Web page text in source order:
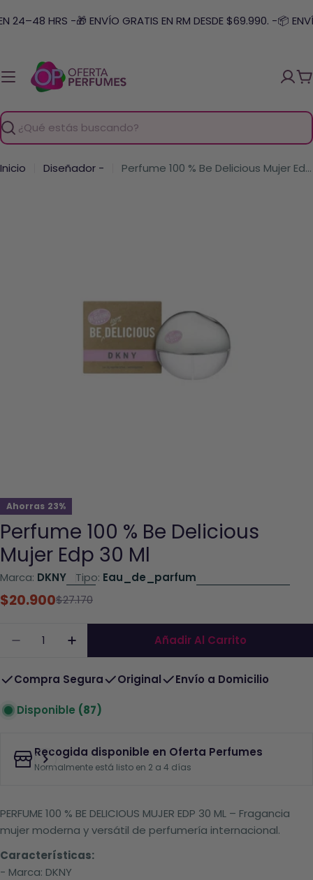
al 24–48 HRS -🎁 ENVÍO GRATIS EN RM DESDE $69.990. -📦
Buscar
Inicio Diseñador - Perfume 100 % Be Delicious Mujer Edp 30 Ml
el archivo 0 en una ventana modal
Ahorras 23%
Perfume 100 % Be Delicious
Mujer Edp 30 Ml
Marca: DKNY Tipo: Eau_de_parfum
Precio
$20.900
Precio
$27.170
Disminuir La Cantidad De Perfume 100 % Be
Aumentar La Cantidad De Perfume
Añadir Al Carrito
Compra Segura Original Envío a Domicilio
Disponible (87)
Recogida disponible en Oferta Perfumes
Normalmente está listo en 2 a 4 días
PERFUME 100 % BE DELICIOUS MUJER EDP 30 ML – Fragancia
mujer moderna y versátil de perfumería internacional.
Características:
- Marca: DKNY